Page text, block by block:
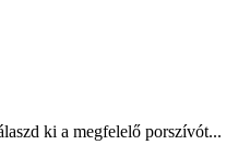
ki a megfelelő porszívót...